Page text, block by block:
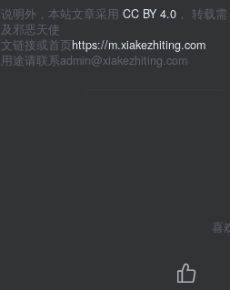
明外，本站文章采用 CC BY 4.0 ， 转载需
邪恶天使
链接或首页https://m.xiakezhiting.com
途请联系admin@xiakezhiting.com
喜